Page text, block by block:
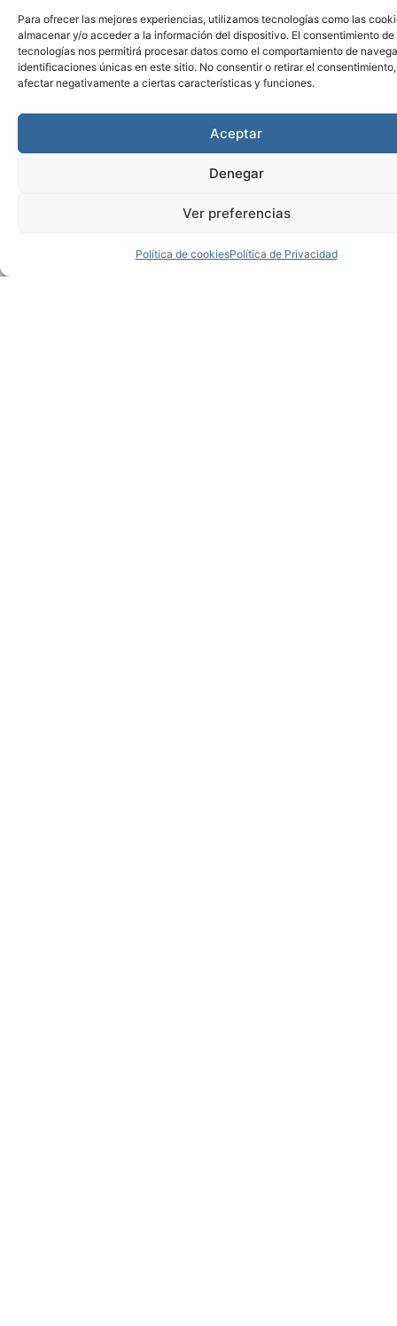
Para ofrecer las mejores experiencias, utilizamos tecnologías como las
almacenar y/o acceder a la información del dispositivo. El consentimiento de
tecnologías nos permitirá procesar datos como el comportamiento de
identificaciones únicas en este sitio. No consentir o retirar el
afectar negativamente a ciertas características y funciones.
Aceptar
Denegar
Ver preferencias
Política de cookiesPolítica de Privacidad